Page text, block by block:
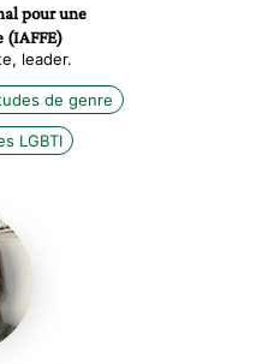
pour une
(IAFFE)
leader.
de genre
LGBTI